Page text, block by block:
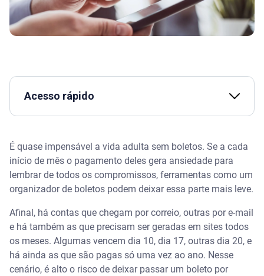
Acesso rápido
O que é um organizador de boletos
Minhas Contas: o organizador de boletos da Serasa
Como habilitar a função Minhas Contas
Vantagens de usar o Minhas Contas
É quase impensável a vida adulta sem boletos. Se a cada
início de mês o pagamento deles gera ansiedade para
lembrar de todos os compromissos, ferramentas como um
organizador de boletos podem deixar essa parte mais leve.
Afinal, há contas que chegam por correio, outras por e-mail
e há também as que precisam ser geradas em sites todos
os meses. Algumas vencem dia 10, dia 17, outras dia 20, e
há ainda as que são pagas só uma vez ao ano. Nesse
cenário, é alto o risco de deixar passar um boleto por